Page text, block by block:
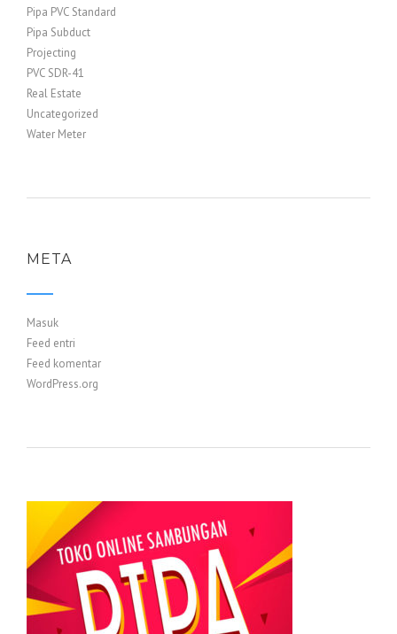
Pipa PVC Standard
Pipa Subduct
Projecting
PVC SDR-41
Real Estate
Uncategorized
Water Meter
META
Masuk
Feed entri
Feed komentar
WordPress.org